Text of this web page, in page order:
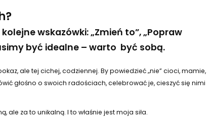
wskazówki: „Zmień to”, „Popraw
być idealne – warto być sobą.
ale tej cichej, codziennej. By powiedzieć „nie” cioci, mamie,
głośno o swoich radościach, celebrować je, cieszyć się nimi
ale za to unikalną. I to właśnie jest moja siła.